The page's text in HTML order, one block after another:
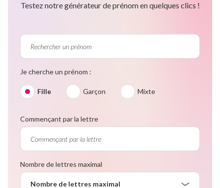
Testez notre générateur de prénom en quelques clics !
Je cherche un prénom :
Fille Garçon Mixte
Commençant par la lettre
Nombre de lettres maximal
Nombre de lettres maximal